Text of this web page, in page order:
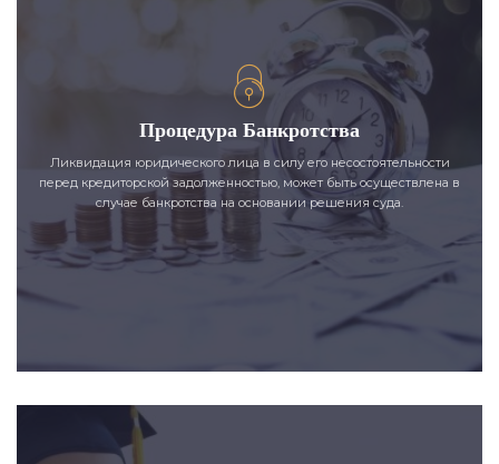
Процедура Банкротства
Ликвидация юридического лица в силу его несостоятельности
перед кредиторской задолженностью, может быть осуществлена в
случае банкротства на основании решения суда.